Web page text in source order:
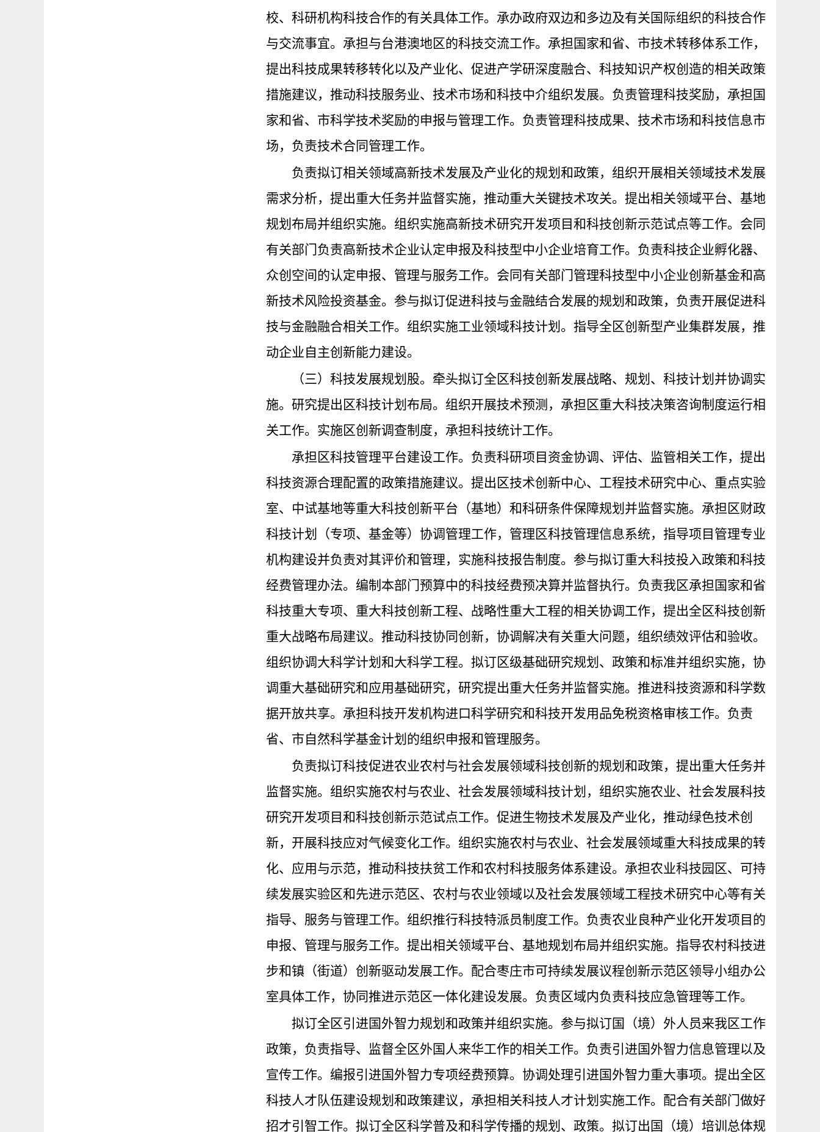
校、科研机构科技合作的有关具体工作。承办政府双边和多边及有关国际组织的科技合作
与交流事宜。承担与台港澳地区的科技交流工作。承担国家和省、市技术转移体系工作，
提出科技成果转移转化以及产业化、促进产学研深度融合、科技知识产权创造的相关政策
措施建议，推动科技服务业、技术市场和科技中介组织发展。负责管理科技奖励，承担国
家和省、市科学技术奖励的申报与管理工作。负责管理科技成果、技术市场和科技信息市
场，负责技术合同管理工作。
负责拟订相关领域高新技术发展及产业化的规划和政策，组织开展相关领域技术发展
需求分析，提出重大任务并监督实施，推动重大关键技术攻关。提出相关领域平台、基地
规划布局并组织实施。组织实施高新技术研究开发项目和科技创新示范试点等工作。会同
有关部门负责高新技术企业认定申报及科技型中小企业培育工作。负责科技企业孵化器、
众创空间的认定申报、管理与服务工作。会同有关部门管理科技型中小企业创新基金和高
新技术风险投资基金。参与拟订促进科技与金融结合发展的规划和政策，负责开展促进科
技与金融融合相关工作。组织实施工业领域科技计划。指导全区创新型产业集群发展，推
动企业自主创新能力建设。
（三）科技发展规划股。牵头拟订全区科技创新发展战略、规划、科技计划并协调实
施。研究提出区科技计划布局。组织开展技术预测，承担区重大科技决策咨询制度运行相
关工作。实施区创新调查制度，承担科技统计工作。
承担区科技管理平台建设工作。负责科研项目资金协调、评估、监管相关工作，提出
科技资源合理配置的政策措施建议。提出区技术创新中心、工程技术研究中心、重点实验
室、中试基地等重大科技创新平台（基地）和科研条件保障规划并监督实施。承担区财政
科技计划（专项、基金等）协调管理工作，管理区科技管理信息系统，指导项目管理专业
机构建设并负责对其评价和管理，实施科技报告制度。参与拟订重大科技投入政策和科技
经费管理办法。编制本部门预算中的科技经费预决算并监督执行。负责我区承担国家和省
科技重大专项、重大科技创新工程、战略性重大工程的相关协调工作，提出全区科技创新
重大战略布局建议。推动科技协同创新，协调解决有关重大问题，组织绩效评估和验收。
组织协调大科学计划和大科学工程。拟订区级基础研究规划、政策和标准并组织实施，协
调重大基础研究和应用基础研究，研究提出重大任务并监督实施。推进科技资源和科学数
据开放共享。承担科技开发机构进口科学研究和科技开发用品免税资格审核工作。负责
省、市自然科学基金计划的组织申报和管理服务。
负责拟订科技促进农业农村与社会发展领域科技创新的规划和政策，提出重大任务并
监督实施。组织实施农村与农业、社会发展领域科技计划，组织实施农业、社会发展科技
研究开发项目和科技创新示范试点工作。促进生物技术发展及产业化，推动绿色技术创
新，开展科技应对气候变化工作。组织实施农村与农业、社会发展领域重大科技成果的转
化、应用与示范，推动科技扶贫工作和农村科技服务体系建设。承担农业科技园区、可持
续发展实验区和先进示范区、农村与农业领域以及社会发展领域工程技术研究中心等有关
指导、服务与管理工作。组织推行科技特派员制度工作。负责农业良种产业化开发项目的
申报、管理与服务工作。提出相关领域平台、基地规划布局并组织实施。指导农村科技进
步和镇（街道）创新驱动发展工作。配合枣庄市可持续发展议程创新示范区领导小组办公
室具体工作，协同推进示范区一体化建设发展。负责区域内负责科技应急管理等工作。
拟订全区引进国外智力规划和政策并组织实施。参与拟订国（境）外人员来我区工作
政策，负责指导、监督全区外国人来华工作的相关工作。负责引进国外智力信息管理以及
宣传工作。编报引进国外智力专项经费预算。协调处理引进国外智力重大事项。提出全区
科技人才队伍建设规划和政策建议，承担相关科技人才计划实施工作。配合有关部门做好
招才引智工作。拟订全区科学普及和科学传播的规划、政策。拟订出国（境）培训总体规